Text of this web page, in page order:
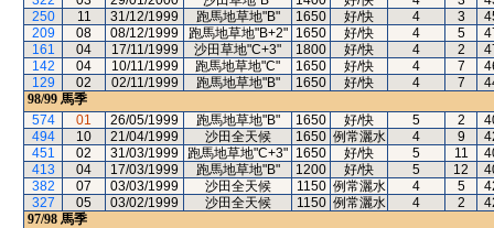
250
11 31/12/1999 跑馬地草地"B" 1650 好/快 4 3
209
08 08/12/1999 跑馬地草地"B+2" 1650 好/快 4 5
161
04 17/11/1999 沙田草地"C+3" 1800 好/快 4 2
142
04 10/11/1999 跑馬地草地"C" 1650 好/快 4 7
129
02 02/11/1999 跑馬地草地"B" 1650 好/快 4 7
98/99 馬季
574
01 26/05/1999 跑馬地草地"B" 1650 好/快 5 2
494
10 21/04/1999 沙田全天候 1650 例常灑水 4 9
451
02 31/03/1999 跑馬地草地"C+3" 1650 好/快 5 11
413
04 17/03/1999 跑馬地草地"B" 1200 好/快 5 12
382
07 03/03/1999 沙田全天候 1150 例常灑水 4 5
327
05 03/02/1999 沙田全天候 1150 例常灑水 4 2
97/98 馬季